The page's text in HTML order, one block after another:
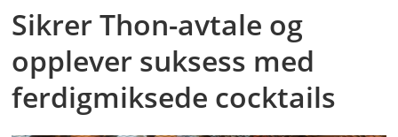
Sikrer Thon-avtale og
opplever suksess med
ferdigmiksede cocktails